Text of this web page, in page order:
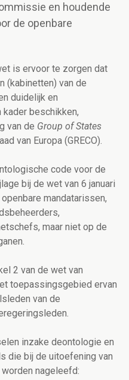
en houdende
de openbare
is ervoor te zorgen dat
(kabinetten) van de
duidelijk en
beschikken,
van de Group of States
van Europa (GRECO).
code voor de
bij de wet van 6 januari
mandatarissen,
maar niet op de
2 van de wet van
toepassingsgebied ervan
van de
inzake deontologie en
die bij de uitoefening van
nageleefd: